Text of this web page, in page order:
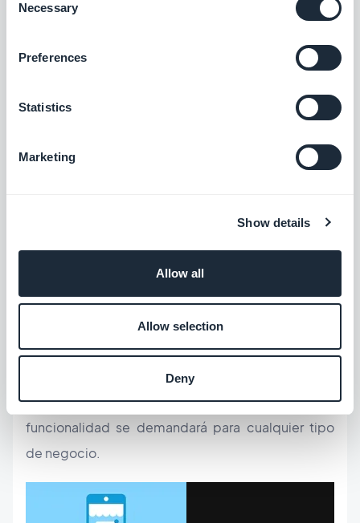
Selection
Necessary
Preferences
Statistics
Marketing
Show details
Allow all
Allow selection
Deny
El comercio móvil es una
oportunidad de negocio
que no cuenta con muchas más limitaciones de
cara a los usuarios que el e-commerce general, de
modo que no aprovechar todas sus ventajas
puede generar grandes pérdidas. Tanto si estás
vendiendo un producto como un servicio, dar la
oportunidad a tus usuarios a comprar en cualquier
que tu marca se interesa por las necesidades de
los usuarios y no tiene ningún problema en
adaptarse a sus preferencias. Los resultados que
obtendrás serán unos clientes satisfechos con tu
marca y un incremento de las ventas. No esperes
más a empezar a diseñar tu plan de m-commerce,
el volumen de compras a través de este canal está
creciendo a gran velocidad y pronto, esta
funcionalidad se demandará para cualquier tipo
de negocio.